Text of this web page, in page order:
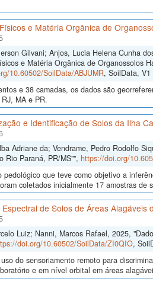
e Matéria Orgânica de
Gilvani; Anjos, Lucia Helena Cunha
e Matéria Orgânica de Organossolos
10.60502/SoilData/ABJUMR, SoilData, V1
e 38 camadas, os dados são
MA e PR.
e Identificação de Solos da Ilha
Adriane da; Vendrame, Pedro Rodolfo
Rio Paraná, PR/MS"", https://doi.org/
pedológico que teve como objetivo a
coletados inicialmente 17 amostras
de Solos de Áreas Alagáveis
Luiz; Nanni, Marcos Rafael, 2025,
doi.org/10.60502/SoilData/ZI0QIO,
do sensoriamento remoto para
e em nível orbital em áreas